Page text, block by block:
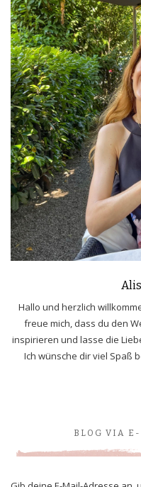
Hallo und herzlich
freue mich, dass du den
inspirieren und lasse die
Ich wünsche dir viel Spaß
BLOG VIA